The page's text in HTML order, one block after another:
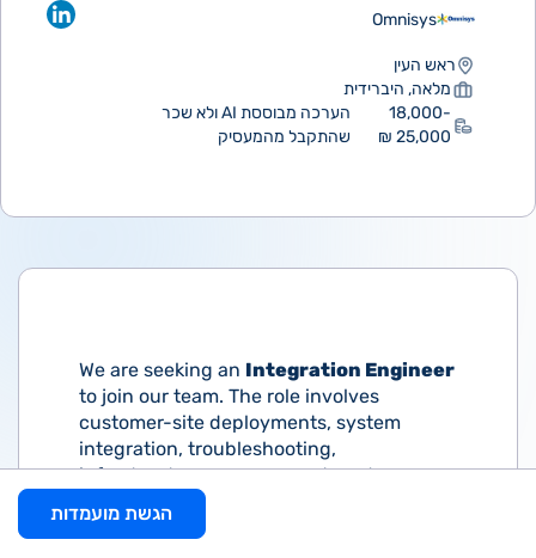
Omnisys
ראש העין
מלאה, היברידית
18,000-
25,000 ₪
הערכה מבוססת AI ולא שכר
שהתקבל מהמעסיק
We are seeking an Integration Engineer
to join our team. The role involves
customer-site deployments, system
integration, troubleshooting,
infrastructure management, and
collaboration with development teams to
establish and maintain complex software
הגשת מועמדות